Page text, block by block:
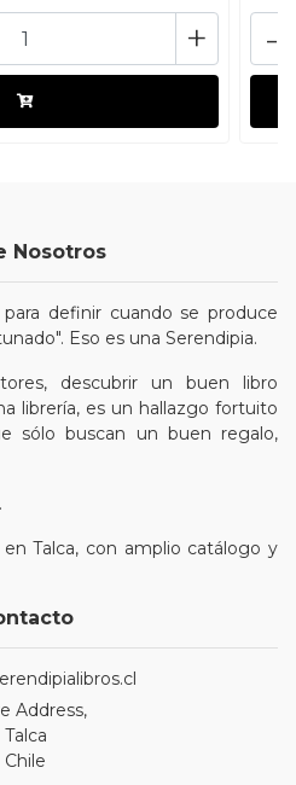
+ -
Nosotros
definir cuando se produce
Eso es una Serendipia.
descubrir un buen libro
librería, es un hallazgo fortuito
sólo buscan un buen regalo,
.
Talca, con amplio catálogo y
Address,
Talca
Chile